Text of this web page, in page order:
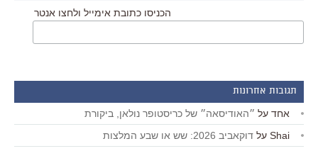
הכניסו כתובת אימייל ולחצו אנטר
תגובות אחרונות
אחד על ״האודיסאה״ של כריסטופר נולאן, ביקורת
Shai על דוקאביב 2026: שש או שבע המלצות